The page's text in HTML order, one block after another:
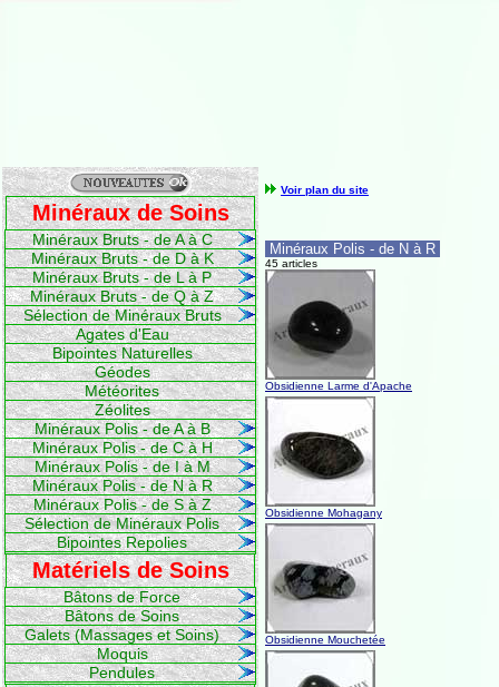
Minéraux de Soins
Minéraux Bruts - de A à C
Minéraux Bruts - de D à K
Minéraux Bruts - de L à P
Minéraux Bruts - de Q à Z
Sélection de Minéraux Bruts
Agates d'Eau
Bipointes Naturelles
Géodes
Météorites
Zéolites
Minéraux Polis - de A à B
Minéraux Polis - de C à H
Minéraux Polis - de I à M
Minéraux Polis - de N à R
Minéraux Polis - de S à Z
Sélection de Minéraux Polis
Bipointes Repolies
Matériels de Soins
Bâtons de Force
Bâtons de Soins
Galets (Massages et Soins)
Moquis
Pendules
Voir plan du site
Minéraux Polis - de N à R
45 articles
Obsidienne Larme d'Apache
Obsidienne Mohagany
Obsidienne Mouchetée